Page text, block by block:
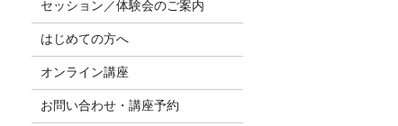
セッション／体験会のご案内
はじめての方へ
オンライン講座
お問い合わせ・講座予約